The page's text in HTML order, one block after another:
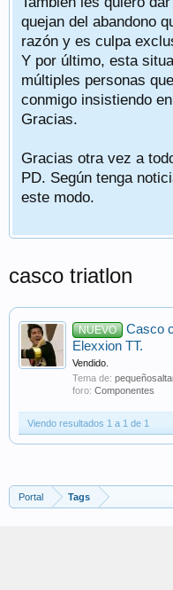
quejan del abandono
razón y es culpa
Y por último, esta
múltiples personas
conmigo insistiendo
Gracias.
Gracias otra vez a
PD. Según tenga
este modo.
casco triatlon
NUEVO
Casco
Elexxion TT.
Vendido.
Tema de:
foro: Componentes
Viendo resultados 1 a 1 de 1
Portal Tags